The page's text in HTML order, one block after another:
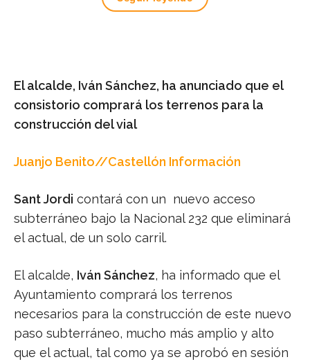
El alcalde, Iván Sánchez, ha anunciado que el
consistorio comprará los terrenos para la
construcción del vial
Juanjo Benito//Castellón Información
Sant Jordi contará con un nuevo acceso
subterráneo bajo la Nacional 232 que eliminará
el actual, de un solo carril.
El alcalde, Iván Sánchez, ha informado que el
Ayuntamiento comprará los terrenos
necesarios para la construcción de este nuevo
paso subterráneo, mucho más amplio y alto
que el actual, tal como ya se aprobó en sesión